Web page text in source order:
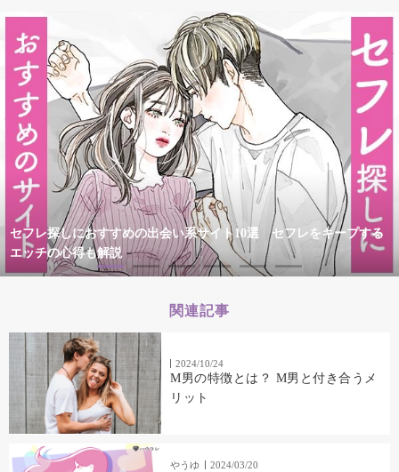
セフレ探しにおすすめの出会い系サイト10選 セフレをキープする
エッチの心得も解説
関連記事
2024/10/24
M男の特徴とは？ M男と付き合うメ
リット
やうゆ 2024/03/20